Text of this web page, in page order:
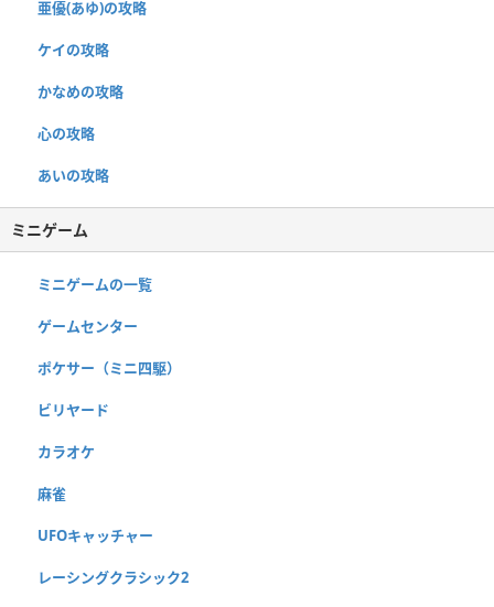
亜優(あゆ)の攻略
ケイの攻略
かなめの攻略
心の攻略
あいの攻略
ミニゲーム
ミニゲームの一覧
ゲームセンター
ポケサー（ミニ四駆）
ビリヤード
カラオケ
麻雀
UFOキャッチャー
レーシングクラシック2